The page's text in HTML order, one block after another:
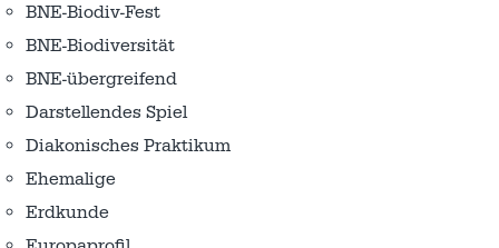
BNE-Biodiv-Fest
BNE-Biodiversität
BNE-übergreifend
Darstellendes Spiel
Diakonisches Praktikum
Ehemalige
Erdkunde